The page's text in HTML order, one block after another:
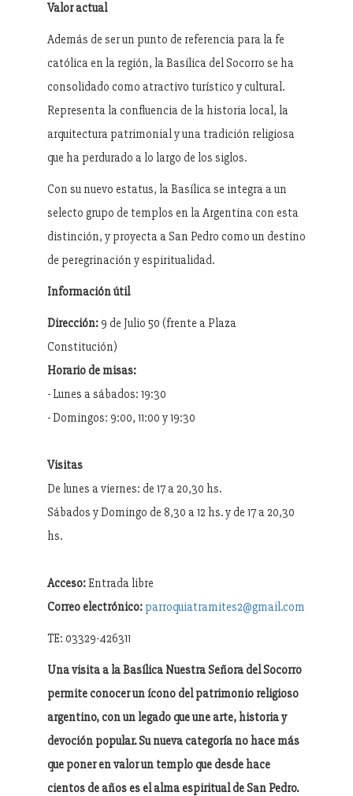
Valor actual
Además de ser un punto de referencia para la fe
católica en la región, la Basílica del Socorro se ha
consolidado como atractivo turístico y cultural.
Representa la confluencia de la historia local, la
arquitectura patrimonial y una tradición religiosa
que ha perdurado a lo largo de los siglos.
Con su nuevo estatus, la Basílica se integra a un
selecto grupo de templos en la Argentina con esta
distinción, y proyecta a San Pedro como un destino
de peregrinación y espiritualidad.
Información útil
Dirección: 9 de Julio 50 (frente a Plaza
Constitución)
Horario de misas:
- Lunes a sábados: 19:30
- Domingos: 9:00, 11:00 y 19:30
Visitas
De lunes a viernes: de 17 a 20,30 hs.
Sábados y Domingo de 8,30 a 12 hs. y de 17 a 20,30
hs.
Acceso:Entrada libre
Correo electrónico: parroquiatramites2@gmail.com
TE: 03329-426311
Una visita a la Basílica Nuestra Señora del Socorro
permite conocer un ícono del patrimonio religioso
argentino, con un legado que une arte, historia y
devoción popular. Su nueva categoría no hace más
que poner en valor un templo que desde hace
cientos de años es el alma espiritual de San Pedro.